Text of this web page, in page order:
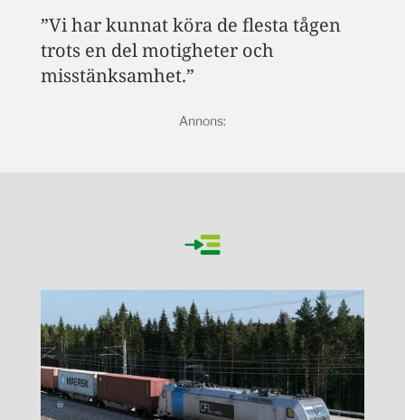
”Vi har kunnat köra de flesta tågen
trots en del motigheter och
misstänksamhet.”